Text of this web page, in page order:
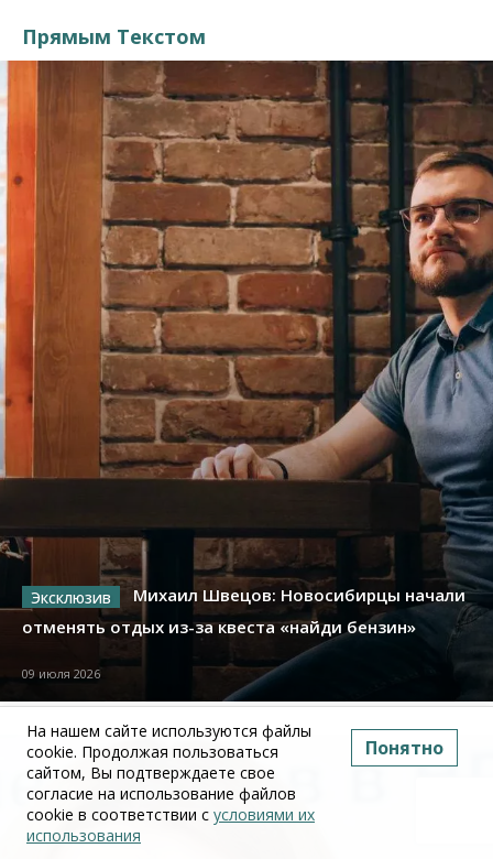
Прямым Текстом
Михаил Швецов: Новосибирцы начали
отменять отдых из-за квеста «найди бензин»
09 июля 2026
На нашем сайте используются файлы
cookie. Продолжая пользоваться
сайтом, Вы подтверждаете свое
согласие на использование файлов
cookie в соответствии с условиями их
использования
Понятно